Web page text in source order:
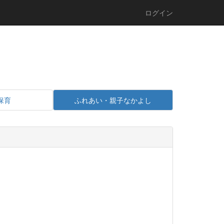
ログイン
育 ふれあい・親子なかよし